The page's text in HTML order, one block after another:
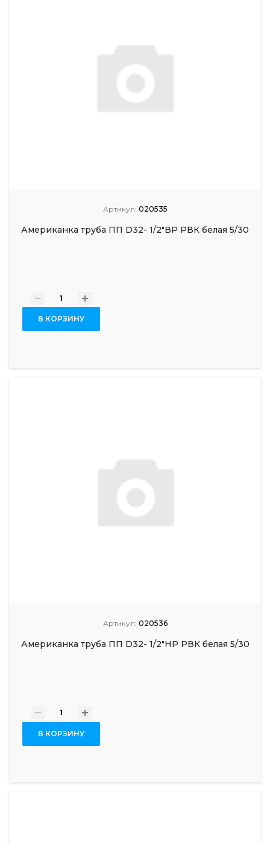
Артикул: 020535
Американка труба ПП D32- 1/2"ВР РВК белая 5/30
- +
В КОРЗИНУ
Артикул: 020536
Американка труба ПП D32- 1/2"НР РВК белая 5/30
- +
В КОРЗИНУ